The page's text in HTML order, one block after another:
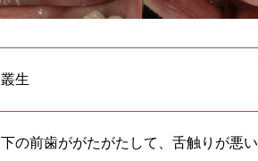
叢生
下の前歯ががたがたして、舌触りが悪い